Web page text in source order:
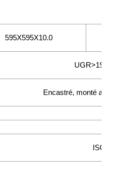
595X595X10.0
UGR>19
Encastré, monté au
d'innovation
professionnel,
produits